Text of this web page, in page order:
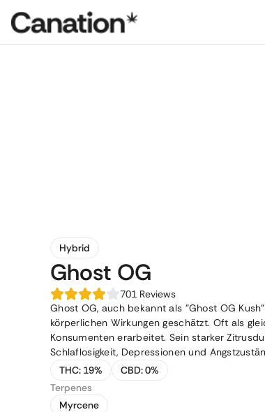
Hybrid
Ghost OG
701 Reviews
Ghost OG, auch bekannt als "Ghost OG
körperlichen Wirkungen geschätzt. Oft als
Konsumenten erarbeitet. Sein starker
Schlaflosigkeit, Depressionen und
THC: 19% CBD:0%
Terpenes
Myrcene